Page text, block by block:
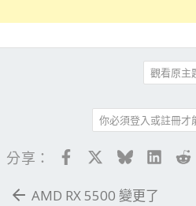
觀看原主
你必須登入或註冊才
分享： FacebookBluesky
AMD RX 5500 變更了